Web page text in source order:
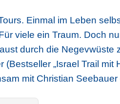
Einmal im Leben
viele ein Traum. Doch
durch die Negevwüste
(Bestseller „Israel Trail
mit Christian